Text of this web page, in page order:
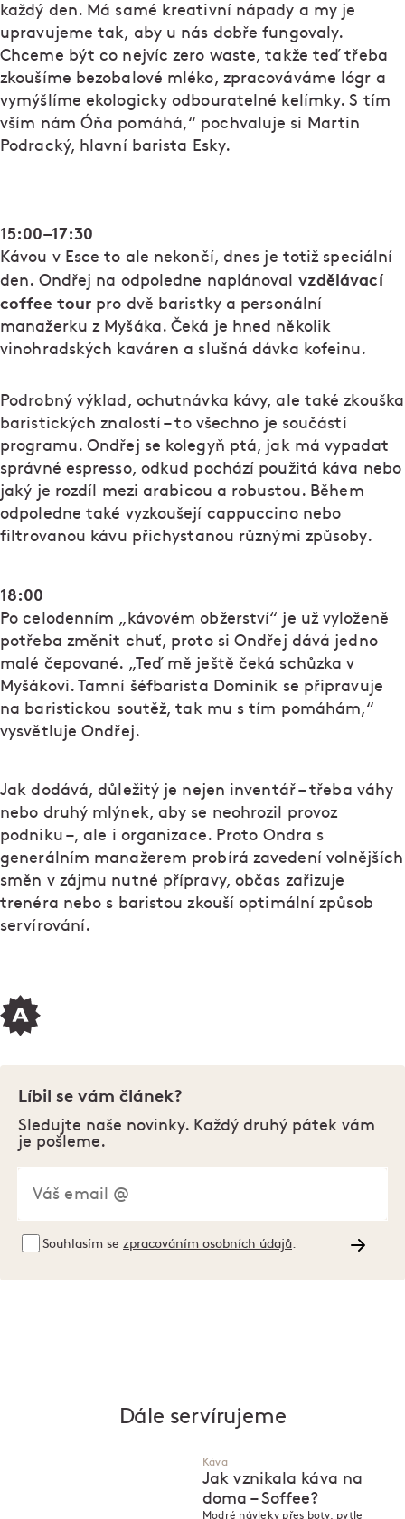
každý den. Má samé kreativní nápady a my je
upravujeme tak, aby u nás dobře fungovaly.
Chceme být co nejvíc zero waste, takže teď třeba
zkoušíme bezobalové mléko, zpracováváme lógr a
vymýšlíme ekologicky odbouratelné kelímky. S tím
vším nám Óňa pomáhá,“ pochvaluje si Martin
Podracký, hlavní barista Esky.
15:00–17:30
Kávou v Esce to ale nekončí, dnes je totiž speciální
den. Ondřej na odpoledne naplánoval vzdělávací
coffee tour pro dvě baristky a personální
manažerku z Myšáka. Čeká je hned několik
vinohradských kaváren a slušná dávka kofeinu.
Podrobný výklad, ochutnávka kávy, ale také zkouška
baristických znalostí – to všechno je součástí
programu. Ondřej se kolegyň ptá, jak má vypadat
správné espresso, odkud pochází použitá káva nebo
jaký je rozdíl mezi arabicou a robustou. Během
odpoledne také vyzkoušejí cappuccino nebo
filtrovanou kávu přichystanou různými způsoby.
18:00
Po celodenním „kávovém obžerství“ je už vyloženě
potřeba změnit chuť, proto si Ondřej dává jedno
malé čepované. „Teď mě ještě čeká schůzka v
Myšákovi. Tamní šéfbarista Dominik se připravuje
na baristickou soutěž, tak mu s tím pomáhám,“
vysvětluje Ondřej.
Jak dodává, důležitý je nejen inventář – třeba váhy
nebo druhý mlýnek, aby se neohrozil provoz
podniku –, ale i organizace. Proto Ondra s
generálním manažerem probírá zavedení volnějších
směn v zájmu nutné přípravy, občas zařizuje
trenéra nebo s baristou zkouší optimální způsob
servírování.
Líbil se vám článek?
Sledujte naše novinky. Každý druhý pátek vám
je pošleme.
Souhlasím se zpracováním osobních údajů
Dále servírujeme
Káva
Jak vznikala káva na
doma – Soffee?
Modré návleky přes boty, pytle